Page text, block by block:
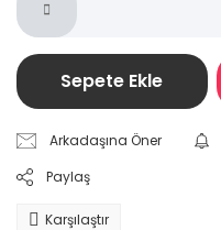
Sepete Ekle
Arkadaşına Öner
Paylaş
Karşılaştır